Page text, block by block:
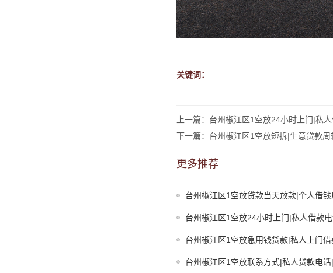
关键词：
上一篇：台州椒江区1空放24小时上门|私
下一篇：台州椒江区1空放短拆|生意贷款
更多推荐
台州椒江区1空放贷款当天放款|个人借
台州椒江区1空放24小时上门|私人借款
台州椒江区1空放急用钱贷款|私人上门
台州椒江区1空放联系方式|私人贷款电